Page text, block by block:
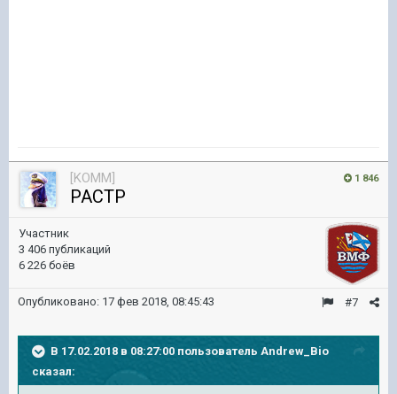
1 846
[KOMM]
PACTP
Участник
3 406 публикаций
6 226 боёв
#7
Опубликовано: 17 фев 2018, 08:45:43
В 17.02.2018 в 08:27:00 пользователь Andrew_Bio
сказал: